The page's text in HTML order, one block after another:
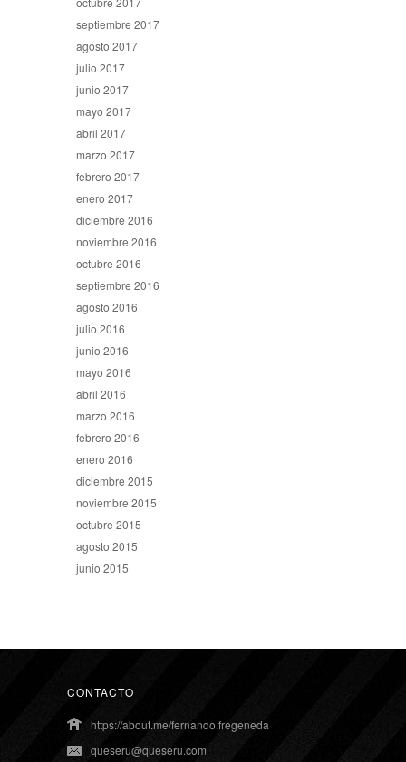
septiembre 2017
agosto 2017
julio 2017
junio 2017
mayo 2017
abril 2017
marzo 2017
febrero 2017
enero 2017
diciembre 2016
noviembre 2016
octubre 2016
septiembre 2016
agosto 2016
julio 2016
junio 2016
mayo 2016
abril 2016
marzo 2016
febrero 2016
enero 2016
diciembre 2015
noviembre 2015
octubre 2015
agosto 2015
junio 2015
CONTACTO
https://about.me/fernando.fregeneda
queseru@queseru.com